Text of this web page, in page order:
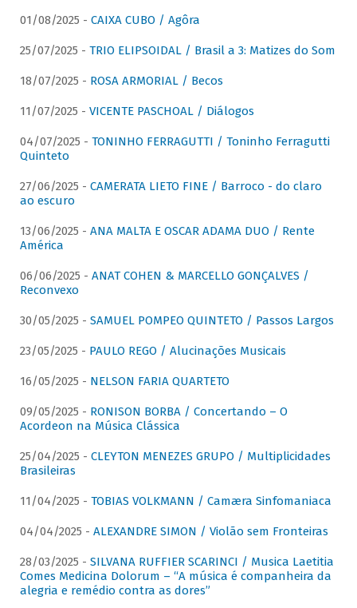
01/08/2025 - CAIXA CUBO / Agôra
25/07/2025 - TRIO ELIPSOIDAL / Brasil a 3: Matizes do Som
18/07/2025 - ROSA ARMORIAL / Becos
11/07/2025 - VICENTE PASCHOAL / Diálogos
04/07/2025 - TONINHO FERRAGUTTI / Toninho Ferragutti
Quinteto
27/06/2025 - CAMERATA LIETO FINE / Barroco - do claro
ao escuro
13/06/2025 - ANA MALTA E OSCAR ADAMA DUO / Rente
América
06/06/2025 - ANAT COHEN & MARCELLO GONÇALVES /
Reconvexo
30/05/2025 - SAMUEL POMPEO QUINTETO / Passos Largos
23/05/2025 - PAULO REGO / Alucinações Musicais
16/05/2025 - NELSON FARIA QUARTETO
09/05/2025 - RONISON BORBA / Concertando – O
Acordeon na Música Clássica
25/04/2025 - CLEYTON MENEZES GRUPO / Multiplicidades
Brasileiras
11/04/2025 - TOBIAS VOLKMANN / Camæra Sinfomaniaca
04/04/2025 - ALEXANDRE SIMON / Violão sem Fronteiras
28/03/2025 - SILVANA RUFFIER SCARINCI / Musica Laetitia
Comes Medicina Dolorum – “A música é companheira da
alegria e remédio contra as dores”